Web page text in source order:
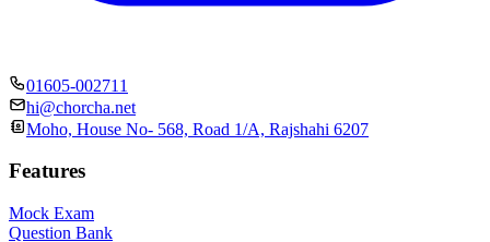
01605-002711
hi@chorcha.net
Moho, House No- 568, Road 1/A, Rajshahi 6207
Features
Mock Exam
Question Bank